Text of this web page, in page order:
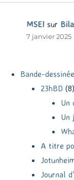
MSEI sur
7 janvier 2025
Bande-dessinée
23hBD (8)
Un
Un
A titre
Journal